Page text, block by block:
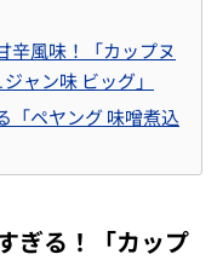
辛風味！「カップヌ
ャン味 ビッグ」
「ペヤング 味噌煮込
ぎる！「カップ